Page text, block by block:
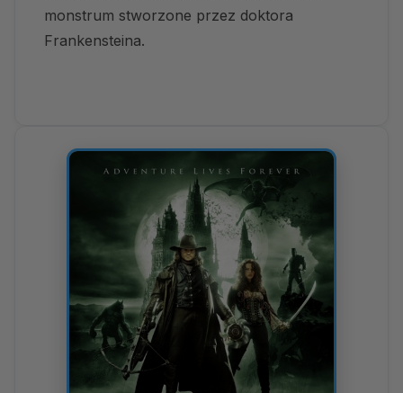
monstrum stworzone przez doktora
Frankensteina.